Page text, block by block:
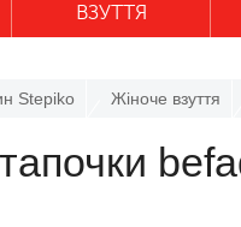
ВЗУТТЯ
Stepiko Жіноче взуття